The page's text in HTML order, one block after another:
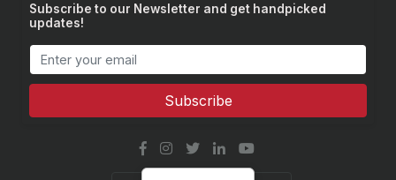
Subscribe to our Newsletter and get handpicked
updates!
Subscribe